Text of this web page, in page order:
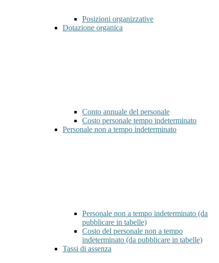
Posizioni organizzative
Dotazione organica
Conto annuale del personale
Costo personale tempo indeterminato
Personale non a tempo indeterminato
Personale non a tempo indeterminato (da
pubblicare in tabelle)
Costo del personale non a tempo
indeterminato (da pubblicare in tabelle)
Tassi di assenza